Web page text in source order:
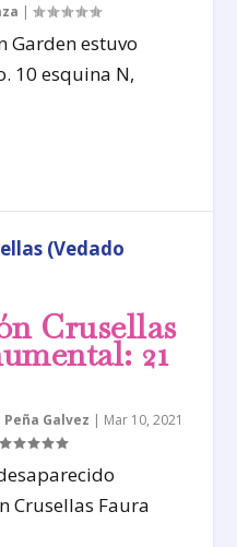
|
Garden estuvo
10 esquina N,
Crusellas
21
Galvez | Mar 10, 2021
Crusellas Faura